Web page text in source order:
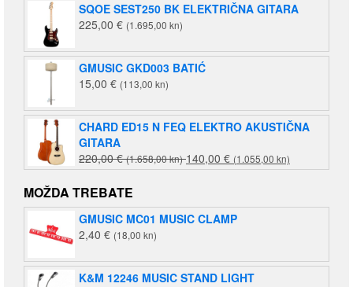
SQOE SEST250 BK ELEKTRIČNA GITARA
225,00 € (1.695,00 kn)
GMUSIC GKD003 BATIĆ
15,00 € (113,00 kn)
CHARD ED15 N FEQ ELEKTRO AKUSTIČNA
GITARA
220,00€ (1.658,00 kn)Izvorna
cijena
je:
220,00 €
140,00 € (1.055,00 kn)
cijena
140,00 €
MOŽDA TREBATE
GMUSIC MC01 MUSIC CLAMP
2,40 € (18,00 kn)
K&M 12246 MUSIC STAND LIGHT